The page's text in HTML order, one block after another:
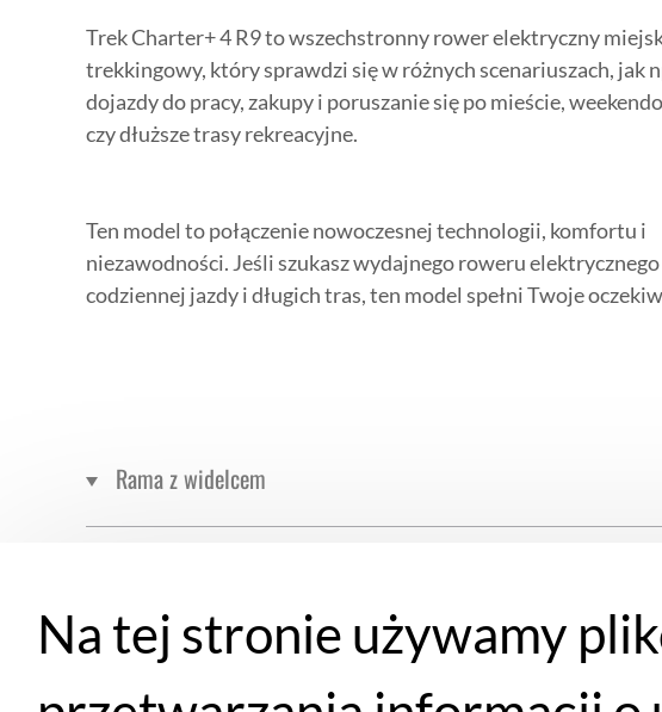
Trek Charter+ 4 R9 to wszechstronny rower elektryczny
trekkingowy, który sprawdzi się w różnych scenariuszach, jak
dojazdy do pracy, zakupy i poruszanie się po mieście,
czy dłuższe trasy rekreacyjne.
Ten model to połączenie nowoczesnej technologii, komfortu i
niezawodności. Jeśli szukasz wydajnego roweru
codziennej jazdy i długich tras, ten model spełni Twoje
Rama z widelcem
System elektryczny
Na tej stronie używamy